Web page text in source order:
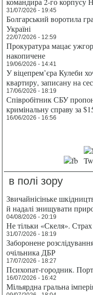
31/07/2026 - 19:45
Болгарський воротила
Україні
22/07/2026 - 12:59
Прокуратура мацає
накопичене
19/06/2026 - 14:41
У віцепрем’єра Кулеби
квартиру, записану на
17/06/2026 - 18:19
Співробітник СБУ
кримінальну справу за
16/06/2026 - 16:56
в полі зору
Звичайнісіньке
й надалі знищувати
04/08/2026 - 20:19
Не тільки «Скеля».
31/07/2026 - 18:19
Заборонене
очільника ДБР
17/07/2026 - 18:27
Психопат-городник.
16/07/2026 - 16:42
Мільярдна гральна